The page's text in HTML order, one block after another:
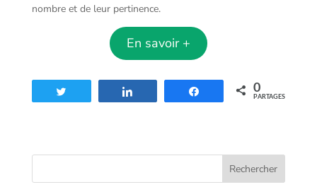
nombre et de leur pertinence.
En savoir +
Partagez 0
PARTAGES